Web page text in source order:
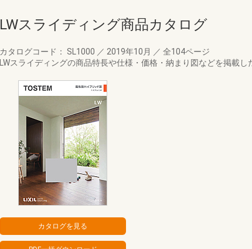
LWスライディング商品カタログ
カタログコード： SL1000 ／ 2019年10月 ／ 全104ページ
LWスライディングの商品特長や仕様・価格・納まり図などを掲載し